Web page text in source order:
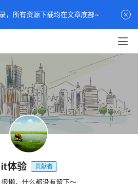
it体验 贡献者
懒，什么都没有留下～
，所有资源下载均在文章底部~